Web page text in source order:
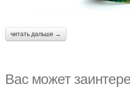
читать дальше →
Вас может